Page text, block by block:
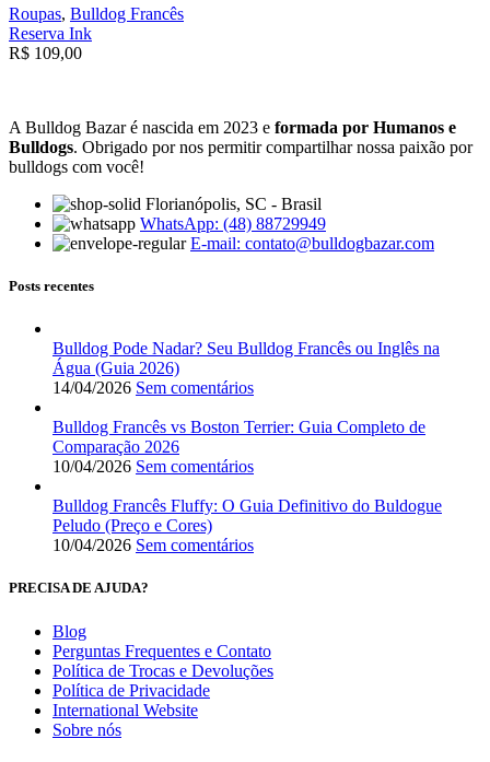
Roupas, Bulldog Francês
Reserva Ink
R$ 109,00
A Bulldog Bazar é nascida em 2023 e formada por Humanos e
Bulldogs. Obrigado por nos permitir compartilhar nossa paixão por
bulldogs com você!
Florianópolis, SC - Brasil
WhatsApp: (48) 88729949
E-mail: contato@bulldogbazar.com
Posts recentes
Bulldog Pode Nadar? Seu Bulldog Francês ou Inglês na
Água (Guia 2026)
14/04/2026 Sem comentários
Bulldog Francês vs Boston Terrier: Guia Completo de
Comparação 2026
10/04/2026 Sem comentários
Bulldog Francês Fluffy: O Guia Definitivo do Buldogue
Peludo (Preço e Cores)
10/04/2026 Sem comentários
PRECISA DE AJUDA?
Blog
Perguntas Frequentes e Contato
Política de Trocas e Devoluções
Política de Privacidade
International Website
Sobre nós